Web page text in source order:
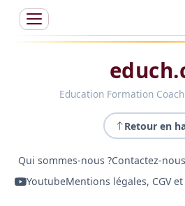
Education Formation
Retour en
Qui sommes-nous ?Contactez-nous
YoutubeMentions légales, CGV